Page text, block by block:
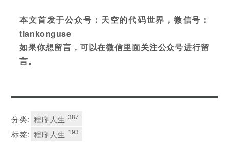
本文首发于公众号：天空的代码世界，微信号：
tiankonguse
如果你想留言，可以在微信里面关注公众号进行留
言。
分类: 程序人生 387
标签: 程序人生 193